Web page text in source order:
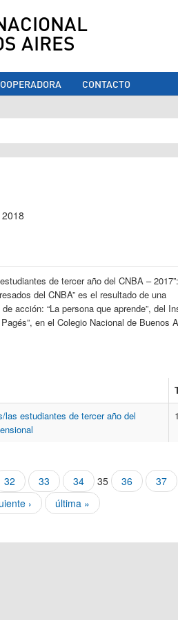
AIRES
CONTACTO
de tercer año del CNBA –
del CNBA” es el resultado de una
acción: “La persona que aprende”, del
en el Colegio Nacional de Buenos
las estudiantes de tercer año del
32 33 34 35 36 37
› última »